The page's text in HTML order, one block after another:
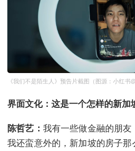
《我们不是陌生人》预告片截图（图源：小红书
界面文化：这是一个怎样的新加
陈哲艺： 我有一些做金融的朋友
我还蛮意外的，新加坡的房子